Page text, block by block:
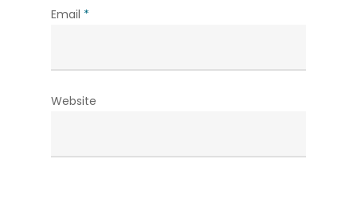
Email *
Website